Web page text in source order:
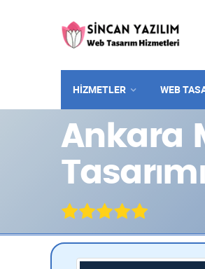
HİZMETLER WEB
Ankara
Tasarımı